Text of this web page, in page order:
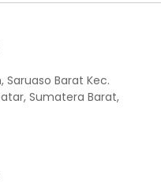
Saruaso Barat Kec.
Sumatera Barat,